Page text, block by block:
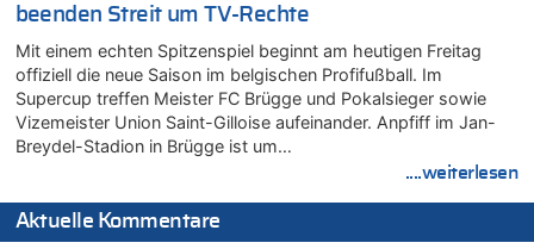
beenden Streit um TV-Rechte
Mit einem echten Spitzenspiel beginnt am heutigen Freitag
offiziell die neue Saison im belgischen Profifußball. Im
Supercup treffen Meister FC Brügge und Pokalsieger sowie
Vizemeister Union Saint-Gilloise aufeinander. Anpfiff im Jan-
Breydel-Stadion in Brügge ist um…
....weiterlesen
Aktuelle Kommentare